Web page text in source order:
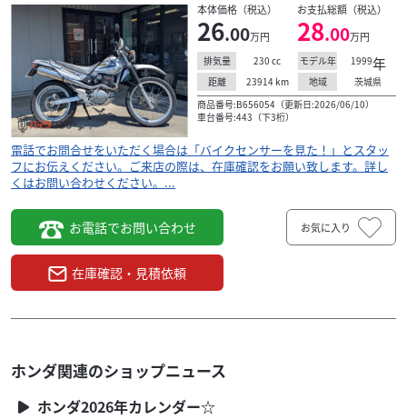
本体価格（税込）
26.00万円
お支払総額（税込）
28.00万円
排気量 230 cc モデル年 1999年
距離 23914 km 地域
茨城県
商品番号:B656054（更新日:2026/06/10）
車台番号:443（下3桁）
電話でお問合せをいただく場合は「バイクセンサーを見た！」とスタッ
フにお伝えください。ご来店の際は、在庫確認をお願い致します。詳し
くはお問い合わせください。...
お電話でお問い合わせ
在庫確認・見積依頼
お気に入り
ホンダ関連のショップニュース
ホンダ2026年カレンダー☆